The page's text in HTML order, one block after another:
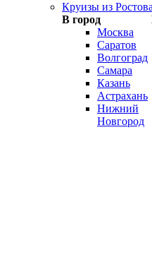
Круизы из
В город
Москва
Саратов
Волгоград
Самара
Казань
Астрахань
Нижний
Новгород